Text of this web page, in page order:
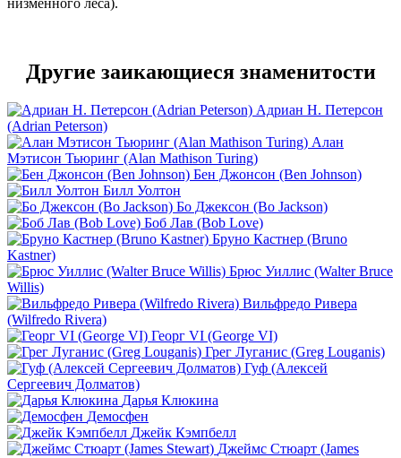
Другие заикающиеся знаменитости
Адриан Н. Петерсон
(Adrian Peterson)
Алан
Мэтисон Тьюринг (Alan Mathison Turing)
Бен Джонсон (Ben Johnson)
Билл Уолтон
Бо Джексон (Bo Jackson)
Боб Лав (Bob Love)
Бруно Кастнер (Bruno
Kastner)
Брюс Уиллис (Walter Bruce
Willis)
Вильфредо Ривера
(Wilfredo Rivera)
Георг VI (George VI)
Грег Луганис (Greg Louganis)
Гуф (Алексей
Сергеевич Долматов)
Дарья Клюкина
Демосфен
Джейк Кэмпбелл
Джеймс Стюарт (James